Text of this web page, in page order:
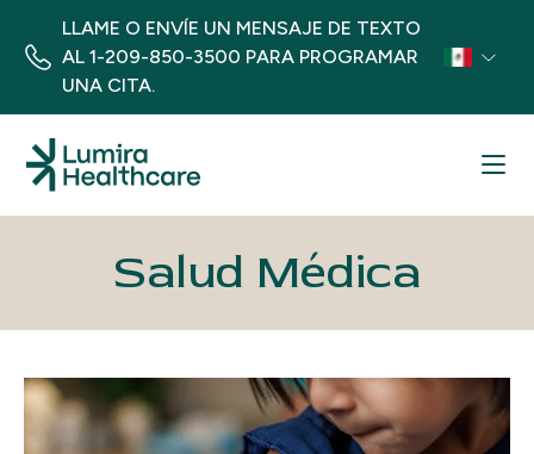
LLAME O ENVÍE UN MENSAJE DE TEXTO
AL 1-209-850-3500 PARA PROGRAMAR
UNA CITA.
Menu
Salud Médica